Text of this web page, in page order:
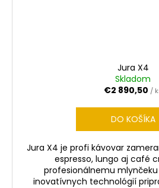
Jura X4
Skladom
€2 890,50 /
DO KOŠÍKA
Jura X4 je profi kávovar
espresso, lungo aj café
profesionálnemu
inovatívnych technológií